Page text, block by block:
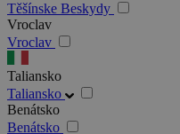
Těšínske Beskydy
Vroclav
Vroclav
Taliansko
Taliansko
Benátsko
Benátsko